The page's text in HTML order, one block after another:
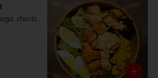
choclo,